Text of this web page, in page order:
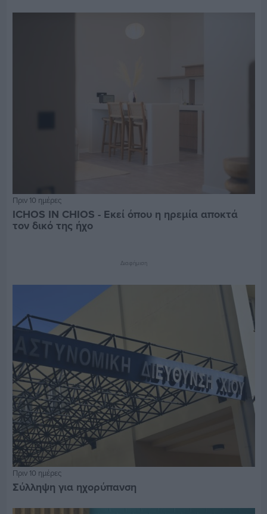
Πριν 10 ημέρες
ICHOS IN CHIOS - Εκεί όπου η ηρεμία αποκτά
τον δικό της ήχο
Διαφήμιση
Πριν 10 ημέρες
Σύλληψη για ηχορύπανση